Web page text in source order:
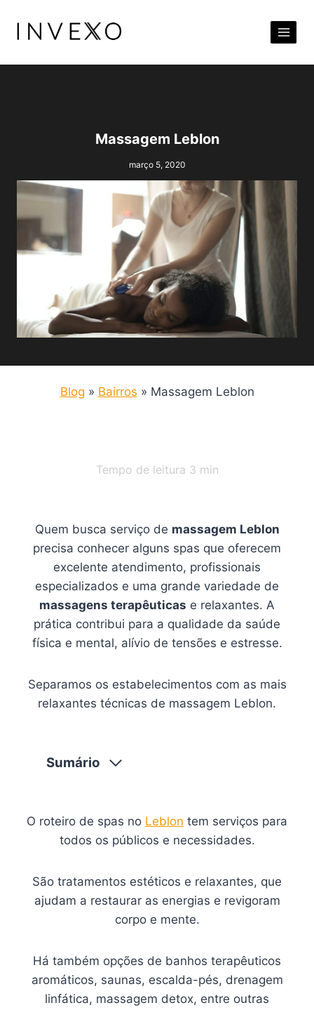
para
Conteúdo
Massagem Leblon
março 5, 2020
Blog » Bairros » Massagem Leblon
Tempo de leitura 3 min
Quem busca serviço de massagem Leblon
precisa conhecer alguns spas que oferecem
excelente atendimento, profissionais
especializados e uma grande variedade de
massagens terapêuticas e relaxantes. A
prática contribui para a qualidade da saúde
física e mental, alívio de tensões e estresse.
Separamos os estabelecimentos com as mais
relaxantes técnicas de massagem Leblon.
Sumário
O roteiro de spas no Leblon tem serviços para
todos os públicos e necessidades.
São tratamentos estéticos e relaxantes, que
ajudam a restaurar as energias e revigoram
corpo e mente.
Há também opções de banhos terapêuticos
aromáticos, saunas, escalda-pés, drenagem
linfática, massagem detox, entre outras